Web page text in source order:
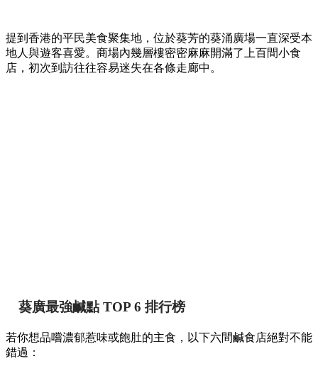
提到香港的平民美食聚集地，位於葵芳的葵涌廣場一直深受本
地人與遊客喜愛。商場內幾層樓密密麻麻開滿了上百間小食
店，初次到訪往往容易迷失在各條走廊中。
葵廣最強鹹點 TOP 6 排行榜
若你想品嚐濃郁惹味或飽肚的主食，以下六間鹹食店絕對不能
錯過：